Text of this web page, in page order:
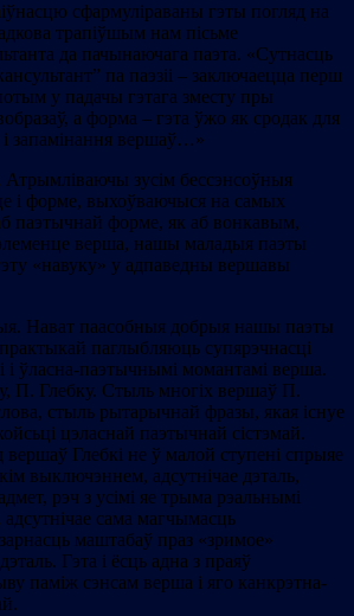
сфармуліраваны гэты погляд на
трапіўшым нам пісьме
да пачынаючага паэта. «Сутнасць
па паэзіі – заключаецца перш
у падачы гэтага зместу пры
а форма – гэта ўжо як сродак для
запамінання вершаў…»
зусім бессэнсоўныя
і форме, выхоўваючыся на самых
паэтычнай форме, як аб вонкавым,
верша, нашы маладыя паэты
«навуку» у адпаведны вершавы
Нават паасобныя добрыя нашы паэты
паглыбляюць супярэчнасці
ўласна-паэтычнымі момантамі верша.
П. Глебку. Стыль многіх вершаў П.
стыль рытарычнай фразы, якая існуе
цэласнай паэтычнай сістэмай.
Глебкі не ў малой ступені спрыяе
выключэннем, адсутнічае дэталь,
рэч з усімі яе трыма рэальнымі
сама магчымасць
маштабаў праз «зримое»
Гэта і ёсць адна з праяў
паміж сэнсам верша і яго канкрэтна-